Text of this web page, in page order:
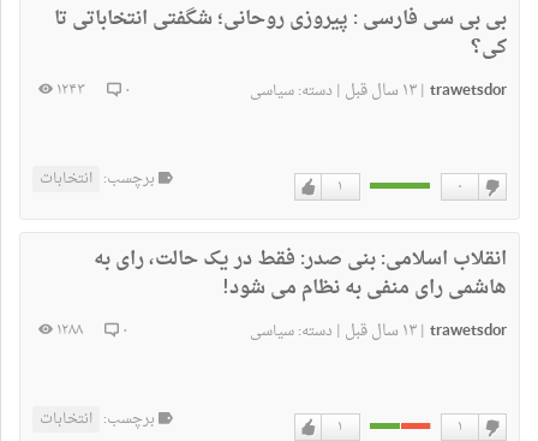
بی بی سی فارسی : پیروزی روحانی؛ شگفتی انتخاباتی تا
کی؟
trawetsdor
|۱۳ سال قبل | دسته:سیاسی ۰ ۱۲۴۳
۱ ۰ برچسب: انتخابات
انقلاب اسلامی:بنی صدر: فقط در یک حالت، رای به
هاشمی رای منفی به نظام می شود!
trawetsdor
|۱۳ سال قبل | دسته:سیاسی ۰ ۱۲۸۸
۱ ۱ برچسب: انتخابات